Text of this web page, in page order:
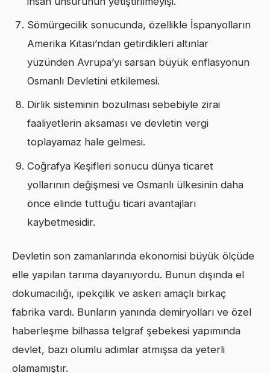
Sömürgecilik sonucunda, özellikle İspanyolların
Amerika Kıtası’ndan getirdikleri altınlar
yüzünden Avrupa’yı sarsan büyük enflasyonun
Osmanlı Devletini etkilemesi.
Dirlik sisteminin bozulması sebebiyle zirai
faaliyetlerin aksaması ve devletin vergi
toplayamaz hale gelmesi.
Coğrafya Keşifleri sonucu dünya ticaret
yollarının değişmesi ve Osmanlı ülkesinin daha
önce elinde tuttuğu ticari avantajları
kaybetmesidir.
Devletin son zamanlarında ekonomisi büyük ölçüde
elle yapılan tarıma dayanıyordu. Bunun dışında el
dokumacılığı, ipekçilik ve askeri amaçlı birkaç
fabrika vardı. Bunların yanında demiryolları ve özel
haberleşme bilhassa telgraf şebekesi yapımında
devlet, bazı olumlu adımlar atmışsa da yeterli
olamamıştır.